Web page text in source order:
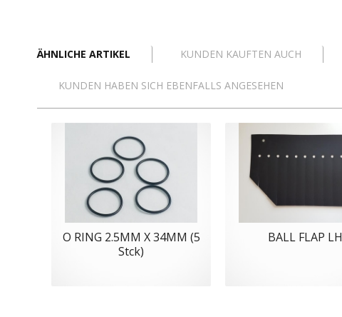
ÄHNLICHE ARTIKEL KUNDEN KAUFTEN AUCH
KUNDEN HABEN SICH EBENFALLS ANGESEHEN
O RING 2.5MM X 34MM (5
Stck)
BALL FLAP LH